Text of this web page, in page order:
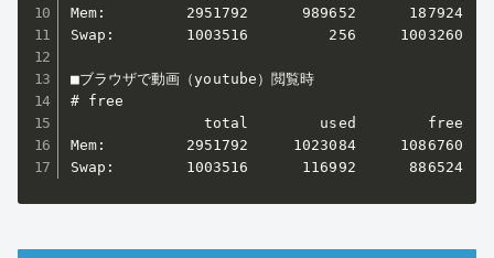
Mem:         2951792      989652      187924
Swap:        1003516         256     1003260
■ブラウザで動画（youtube）閲覧時
# free
total        used        free
Mem:         2951792     1023084     1086760
Swap:        1003516      116992      886524